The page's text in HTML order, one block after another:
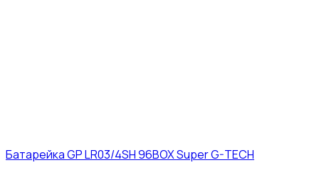
Батарейка GP LR03/4SH 96BOX Super G-TECH